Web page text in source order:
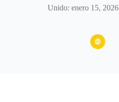
Unido: enero 15, 2026